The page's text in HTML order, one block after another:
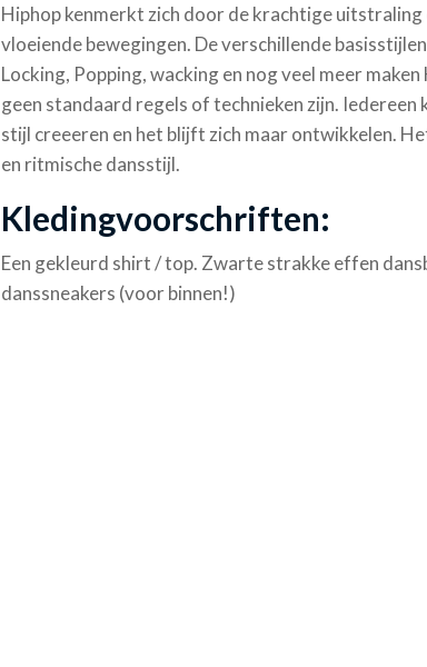
Hiphop kenmerkt zich door de krachtige uitstraling
vloeiende bewegingen. De verschillende
Locking, Popping, wacking en nog veel meer
geen standaard regels of technieken zijn. Iedereen
stijl creeeren en het blijft zich maar ontwikkelen.
en ritmische dansstijl.
Kledingvoorschriften:
Een gekleurd shirt / top. Zwarte strakke effen
danssneakers (voor binnen!)